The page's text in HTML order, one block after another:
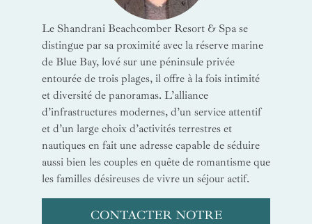
Le Shandrani Beachcomber Resort & Spa se
distingue par sa proximité avec la réserve marine
de Blue Bay, lové sur une péninsule privée
entourée de trois plages, il offre à la fois intimité
et diversité de panoramas. L’alliance
d’infrastructures modernes, d’un service attentif
et d’un large choix d’activités terrestres et
nautiques en fait une adresse capable de séduire
aussi bien les couples en quête de romantisme que
les familles désireuses de vivre un séjour actif.
CONTACTER NOTRE